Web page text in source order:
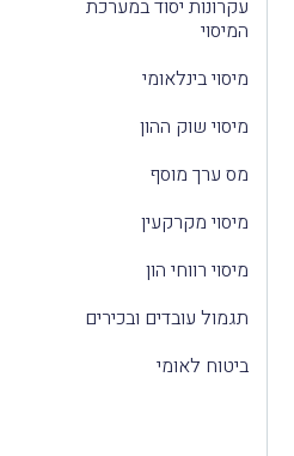
עקרונות יסוד במערכת
המיסוי
מיסוי בינלאומי
מיסוי שוק ההון
מס ערך מוסף
מיסוי מקרקעין
מיסוי רווחי הון
תגמול עובדים ובכירים
ביטוח לאומי